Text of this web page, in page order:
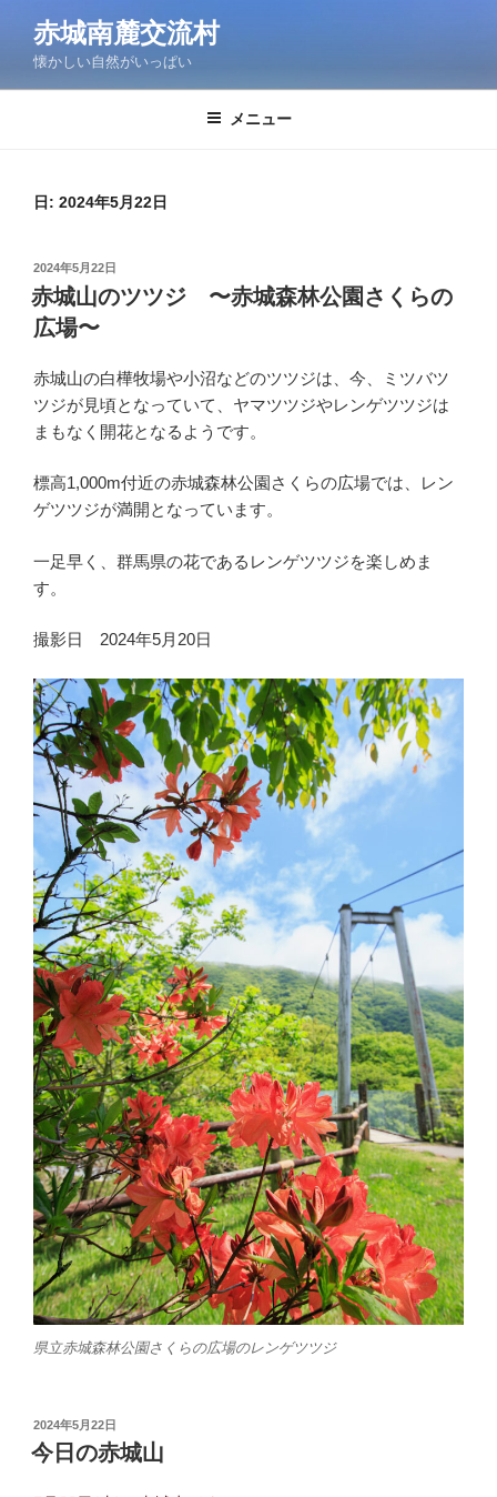
ン
赤城南麓交流村
懐かしい自然がいっぱい
メニュー
日: 2024年5月22日
投
稿
日:
2024年5月22日
赤城山のツツジ 〜赤城森林公園さくらの
広場〜
赤城山の白樺牧場や小沼などのツツジは、今、ミツバツ
ツジが見頃となっていて、ヤマツツジやレンゲツツジは
まもなく開花となるようです。
標高1,000m付近の赤城森林公園さくらの広場では、レン
ゲツツジが満開となっています。
一足早く、群馬県の花であるレンゲツツジを楽しめま
す。
撮影日 2024年5月20日
県立赤城森林公園さくらの広場のレンゲツツジ
投
稿
日:
2024年5月22日
今日の赤城山